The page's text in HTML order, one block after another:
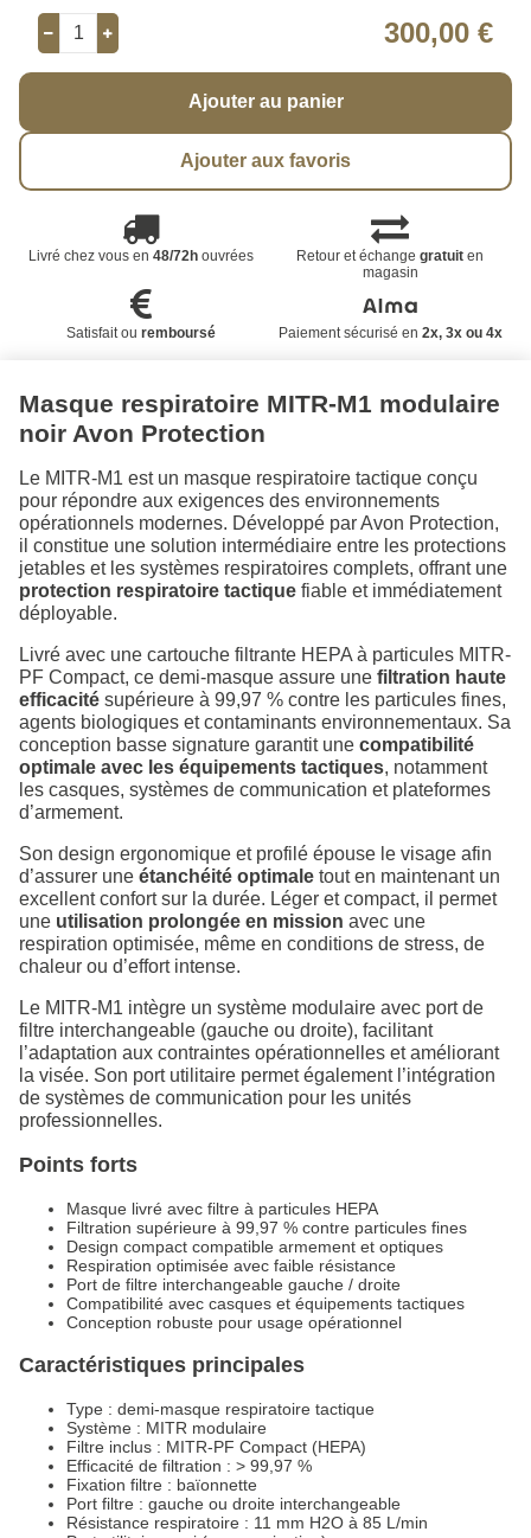
300,00 €
Ajouter au panier
Ajouter aux favoris
Livré chez vous en 48/72houvrées Retour et échangegratuit en
magasin
Satisfait ou remboursé Paiement sécurisé en 2x, 3x ou 4x
Masque respiratoire MITR-M1 modulaire
noir Avon Protection
Le MITR-M1 est un masque respiratoire tactique conçu
pour répondre aux exigences des environnements
opérationnels modernes. Développé par Avon Protection,
il constitue une solution intermédiaire entre les protections
jetables et les systèmes respiratoires complets, offrant une
protection respiratoire tactique fiable et immédiatement
déployable.
Livré avec une cartouche filtrante HEPA à particules MITR-
PF Compact, ce demi-masque assure une filtration haute
efficacité supérieure à 99,97 % contre les particules fines,
agents biologiques et contaminants environnementaux. Sa
conception basse signature garantit une compatibilité
optimale avec les équipements tactiques, notamment
les casques, systèmes de communication et plateformes
d’armement.
Son design ergonomique et profilé épouse le visage afin
d’assurer une étanchéité optimale tout en maintenant un
excellent confort sur la durée. Léger et compact, il permet
une utilisation prolongée en mission avec une
respiration optimisée, même en conditions de stress, de
chaleur ou d’effort intense.
Le MITR-M1 intègre un système modulaire avec port de
filtre interchangeable (gauche ou droite), facilitant
l’adaptation aux contraintes opérationnelles et améliorant
la visée. Son port utilitaire permet également l’intégration
de systèmes de communication pour les unités
professionnelles.
Points forts
Masque livré avec filtre à particules HEPA
Filtration supérieure à 99,97 % contre particules fines
Design compact compatible armement et optiques
Respiration optimisée avec faible résistance
Port de filtre interchangeable gauche / droite
Compatibilité avec casques et équipements tactiques
Conception robuste pour usage opérationnel
Caractéristiques principales
Type : demi-masque respiratoire tactique
Système : MITR modulaire
Filtre inclus : MITR-PF Compact (HEPA)
Efficacité de filtration : > 99,97 %
Fixation filtre : baïonnette
Port filtre : gauche ou droite interchangeable
Résistance respiratoire : 11 mm H2O à 85 L/min